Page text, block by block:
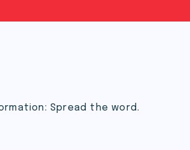
Spread the word.